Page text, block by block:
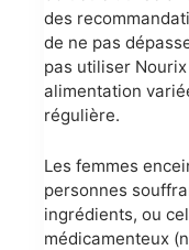
des
de ne pas
pas utiliser
alimentation
régulière.
Les femmes
personnes
ingrédients, ou
médicamenteux